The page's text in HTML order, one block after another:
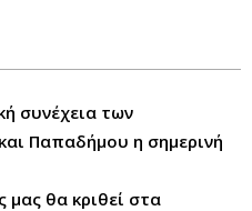
συνέχεια των
Παπαδήμου η σημερινή
μας θα κριθεί στα